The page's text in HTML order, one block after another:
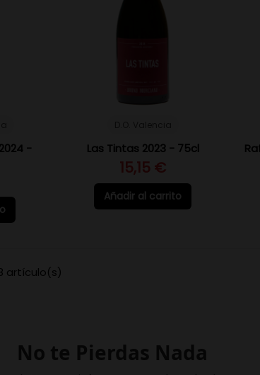
-
Las Tintas 2023 - 75cl
15,15 €
Añadir al carrito
artículo(s)
No te Pierdas Nada